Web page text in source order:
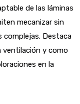
de las láminas
mecanizar sin
complejas. Destaca
ventilación y como
en la